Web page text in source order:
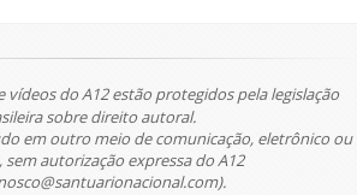
vídeos do A12 estão protegidos pela legislação
sobre direito autoral.
em outro meio de comunicação, eletrônico ou
sem autorização expressa do A12